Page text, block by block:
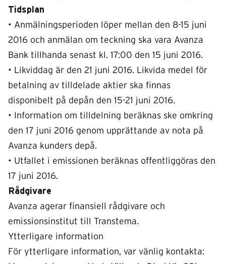
Tidsplan
• Anmälningsperioden löper mellan den 8-15 juni
2016 och anmälan om teckning ska vara Avanza
Bank tillhanda senast kl. 17:00 den 15 juni 2016.
• Likviddag är den 21 juni 2016. Likvida medel för
betalning av tilldelade aktier ska finnas
disponibelt på depån den 15-21 juni 2016.
• Information om tilldelning beräknas ske omkring
den 17 juni 2016 genom upprättande av nota på
Avanza kunders depå.
• Utfallet i emissionen beräknas offentliggöras den
17 juni 2016.
Rådgivare
Avanza agerar finansiell rådgivare och
emissionsinstitut till Transtema.
Ytterligare information
För ytterligare information, var vänlig kontakta: